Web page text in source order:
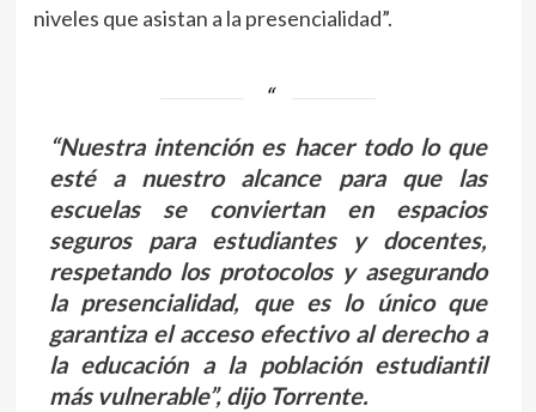
niveles que asistan a la presencialidad”.
“Nuestra intención es hacer todo lo que
esté a nuestro alcance para que las
escuelas se conviertan en espacios
seguros para estudiantes y docentes,
respetando los protocolos y asegurando
la presencialidad, que es lo único que
garantiza el acceso efectivo al derecho a
la educación a la población estudiantil
más vulnerable”, dijo Torrente.